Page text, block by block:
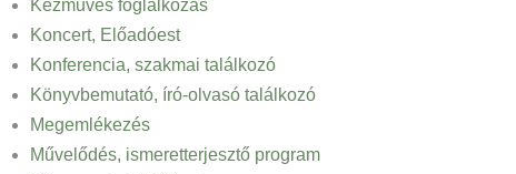
Kézműves foglalkozás
Koncert, Előadóest
Konferencia, szakmai találkozó
Könyvbemutató, író-olvasó találkozó
Megemlékezés
Művelődés, ismeretterjesztő program